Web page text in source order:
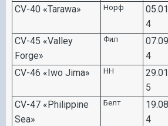
CV-40 «Tarawa»
Норф 05.0
4
CV-45 «Valley
Forge»
Фил 07.0
4
CV-46 «Iwo Jima»
НН 29.0
5
CV-47 «Philippine
Sea»
Белт 19.0
4